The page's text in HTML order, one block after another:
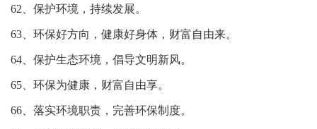
62、保护环境，持续发展。
63、环保好方向，健康好身体，财富自由来。
64、保护生态环境，倡导文明新风。
65、环保为健康，财富自由享。
66、落实环境职责，完善环保制度。